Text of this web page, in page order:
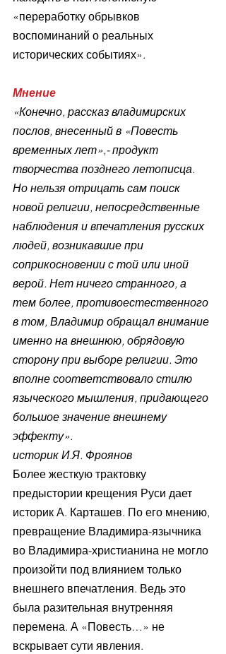
«переработку обрывков
воспоминаний о реальных
исторических событиях».
Мнение
«Конечно, рассказ владимирских
послов, внесенный в «Повесть
временных лет»,- продукт
творчества позднего летописца.
Но нельзя отрицать сам поиск
новой религии, непосредственные
наблюдения и впечатления русских
людей, возникавшие при
соприкосновении с той или иной
верой. Нет ничего странного, а
тем более, противоестественного
в том, Владимир обращал внимание
именно на внешнюю, обрядовую
сторону при выборе религии. Это
вполне соответствовало стилю
языческого мышления, придающего
большое значение внешнему
эффекту».
историк И.Я. Фроянов
Более жесткую трактовку
предыстории крещения Руси дает
историк А. Карташев. По его мнению,
превращение Владимира-язычника
во Владимира-христианина не могло
произойти под влиянием только
внешнего впечатления. Ведь это
была разительная внутренняя
перемена. А «Повесть…» не
вскрывает сути явления.